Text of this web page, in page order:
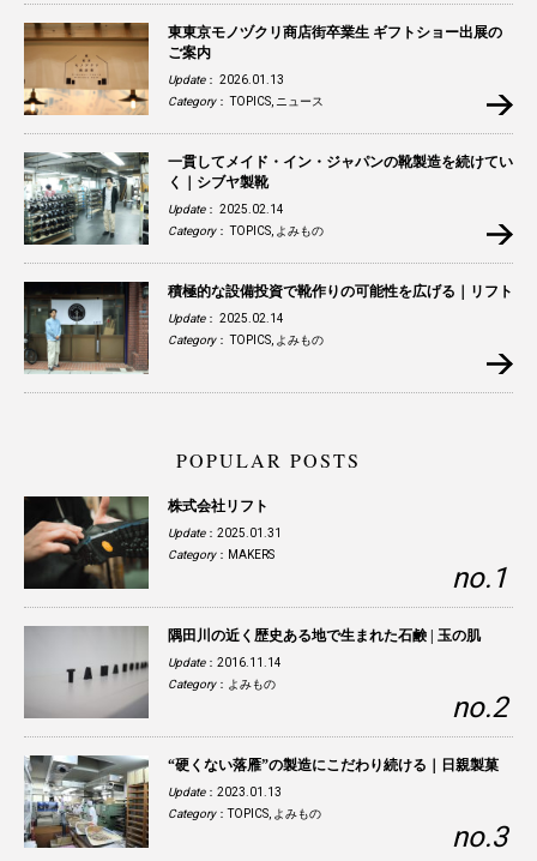
東東京モノヅクリ商店街卒業生 ギフトショー出展の
ご案内
Update： 2026.01.13
Category：TOPICS ニュース
一貫してメイド・イン・ジャパンの靴製造を続けてい
く｜シブヤ製靴
Update： 2025.02.14
Category：TOPICS よみもの
積極的な設備投資で靴作りの可能性を広げる｜リフト
Update： 2025.02.14
Category：TOPICS よみもの
POPULAR POSTS
株式会社リフト
Update：2025.01.31
Category： MAKERS
隅田川の近く歴史ある地で生まれた石鹸 | 玉の肌
Update：2016.11.14
Category： よみもの
“硬くない落雁”の製造にこだわり続ける｜日親製菓
Update：2023.01.13
Category：TOPICS よみもの